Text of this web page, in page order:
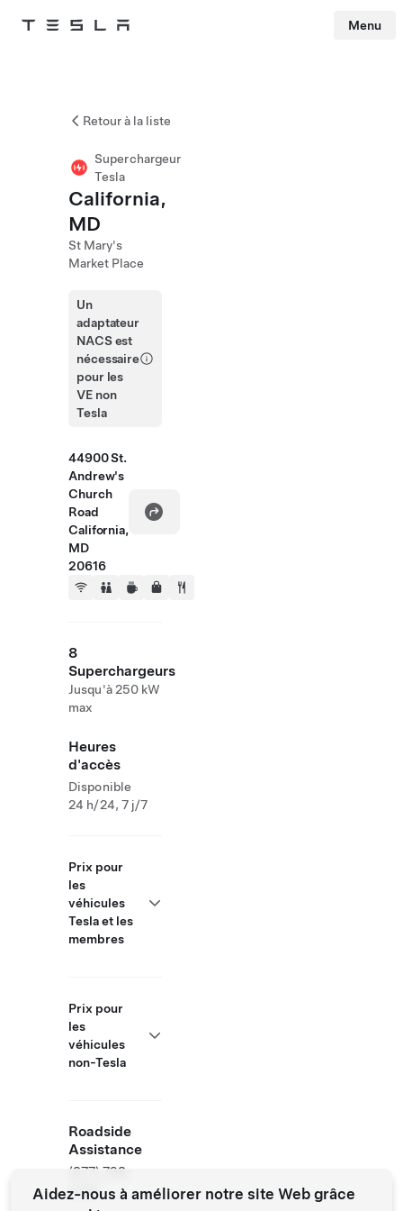
Tesla Menu
Retour à la liste
Superchargeur
Tesla
California,
MD
St Mary's
Market Place
Un
adaptateur
NACS est
nécessaire
pour les
VE non
Tesla
44900 St.
Andrew's
Church
Road
California,
MD
20616
8
Superchargeurs
Jusqu'à 250 kW
max
Heures
d'accès
Disponible
24 h/24, 7 j/7
Prix pour
les
véhicules
Tesla et les
membres
Prix pour
les
véhicules
non-Tesla
Roadside
Assistance
(877) 798-
3752
Aidez-nous à améliorer notre site Web grâce